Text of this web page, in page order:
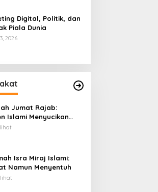
Digital, Politik, dan
Piala Dunia
2026
Jumat Rajab:
Islami Menyucikan
Isra Miraj Islami:
Namun Menyentuh